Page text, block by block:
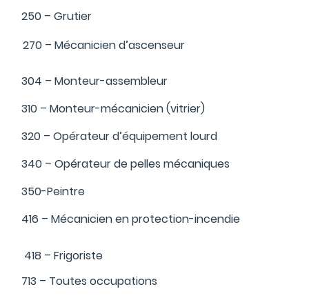
250 – Grutier
270 – Mécanicien d’ascenseur
304 – Monteur-assembleur
310 – Monteur-mécanicien (vitrier)
320 – Opérateur d’équipement lourd
340 – Opérateur de pelles mécaniques
350-Peintre
416 – Mécanicien en protection-incendie
418 – Frigoriste
713 – Toutes occupations